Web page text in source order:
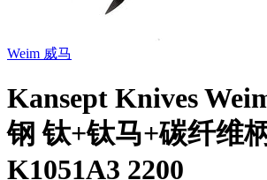
Weim 威马
Kansept Knives
钢 钛+钛马+碳纤维
K1051A3 2200